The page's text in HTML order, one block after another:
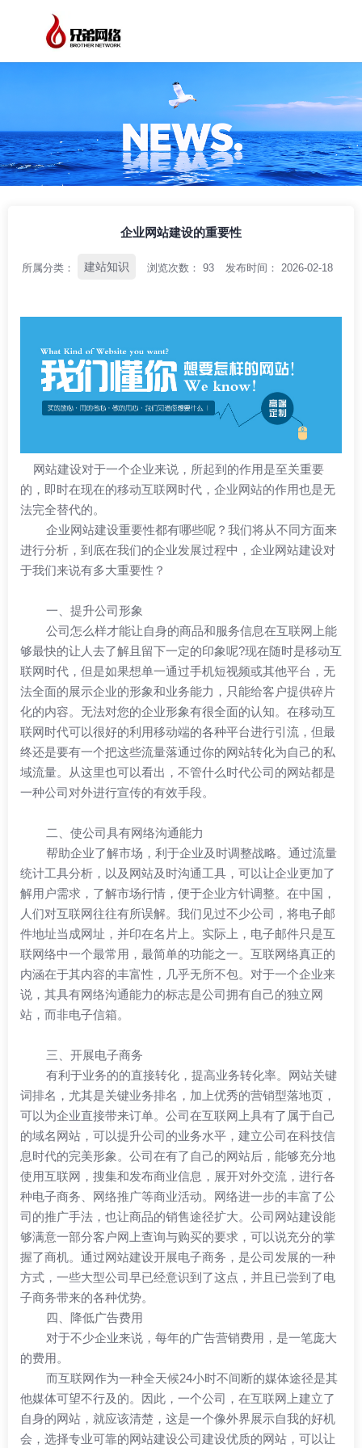
企业网站建设的重要性
所属分类： 建站知识 浏览次数： 93 发布时间： 2026-02-18
网站建设对于一个企业来说，所起到的作用是至关重要
的，即时在现在的移动互联网时代，企业网站的作用也是无
法完全替代的。
企业网站建设重要性都有哪些呢？我们将从不同方面来
进行分析，到底在我们的企业发展过程中，企业网站建设对
于我们来说有多大重要性？
一、提升公司形象
公司怎么样才能让自身的商品和服务信息在互联网上能
够最快的让人去了解且留下一定的印象呢?现在随时是移动互
联网时代，但是如果想单一通过手机短视频或其他平台，无
法全面的展示企业的形象和业务能力，只能给客户提供碎片
化的内容。无法对您的企业形象有很全面的认知。在移动互
联网时代可以很好的利用移动端的各种平台进行引流，但最
终还是要有一个把这些流量落通过你的网站转化为自己的私
域流量。从这里也可以看出，不管什么时代公司的网站都是
一种公司对外进行宣传的有效手段。
二、使公司具有网络沟通能力
帮助企业了解市场，利于企业及时调整战略。通过流量
统计工具分析，以及网站及时沟通工具，可以让企业更加了
解用户需求，了解市场行情，便于企业方针调整。在中国，
人们对互联网往往有所误解。我们见过不少公司，将电子邮
件地址当成网址，并印在名片上。实际上，电子邮件只是互
联网络中一个最常用，最简单的功能之一。互联网络真正的
内涵在于其内容的丰富性，几乎无所不包。对于一个企业来
说，其具有网络沟通能力的标志是公司拥有自己的独立网
站，而非电子信箱。
三、开展电子商务
有利于业务的的直接转化，提高业务转化率。网站关键
词排名，尤其是关键业务排名，加上优秀的营销型落地页，
可以为企业直接带来订单。公司在互联网上具有了属于自己
的域名网站，可以提升公司的业务水平，建立公司在科技信
息时代的完美形象。公司在有了自己的网站后，能够充分地
使用互联网，搜集和发布商业信息，展开对外交流，进行各
种电子商务、网络推广等商业活动。网络进一步的丰富了公
司的推广手法，也让商品的销售途径扩大。公司网站建设能
够满意一部分客户网上查询与购买的要求，可以说充分的掌
握了商机。通过网站建设开展电子商务，是公司发展的一种
方式，一些大型公司早已经意识到了这点，并且已尝到了电
子商务带来的各种优势。
四、降低广告费用
对于不少企业来说，每年的广告营销费用，是一笔庞大
的费用。
而互联网作为一种全天候24小时不间断的媒体途径是其
他媒体可望不行及的。因此，一个公司，在互联网上建立了
自身的网站，就应该清楚，这是一个像外界展示自我的好机
会，选择专业可靠的网站建设公司建设优质的网站，可以让